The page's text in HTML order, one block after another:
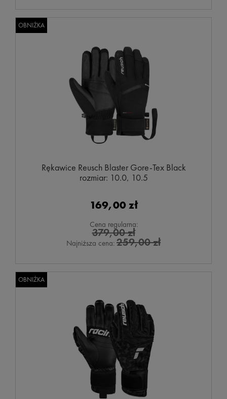
Rękawice Reusch Blaster Gore-Tex Black
rozmiar: 10.0, 10.5
169,00 zł
Cena regularna:
379,00 zł
Najniższa cena: 259,00 zł
OBNIŻKA
OBNIŻKA